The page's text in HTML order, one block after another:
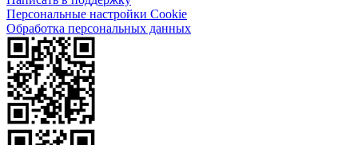
Персональные настройки Cookie
Обработка персональных данных